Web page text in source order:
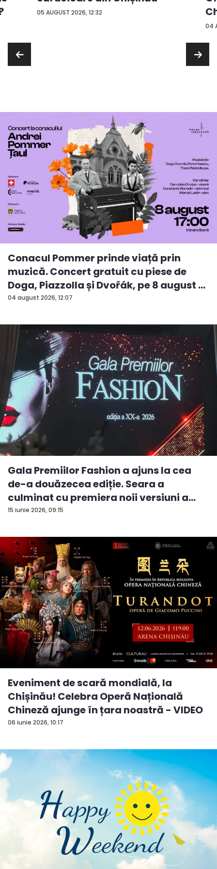
05 AUGUST 2026, 12:32
04
04 august 2026, 12:07
Conacul Pommer prinde viață prin
muzică. Concert gratuit cu piese de
Doga, Piazzolla și Dvořák, pe 8 august ...
15 iunie 2026, 09:15
Gala Premiilor Fashion a ajuns la cea
de-a douăzecea ediție. Seara a
culminat cu premiera noii versiuni a
pie...
06 iunie 2026, 10:17
Eveniment de scară mondială, la
Chișinău! Celebra Operă Națională
Chineză ajunge în țara noastră - VIDEO